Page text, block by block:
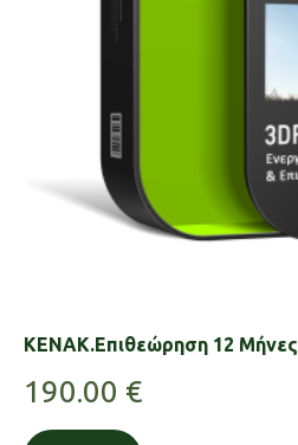
KENAK.Επιθεώρηση 12 Μήνες
190.00 €